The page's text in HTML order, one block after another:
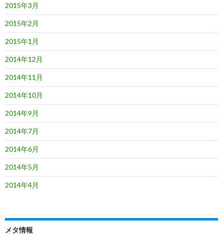
2015年3月
2015年2月
2015年1月
2014年12月
2014年11月
2014年10月
2014年9月
2014年7月
2014年6月
2014年5月
2014年4月
メタ情報